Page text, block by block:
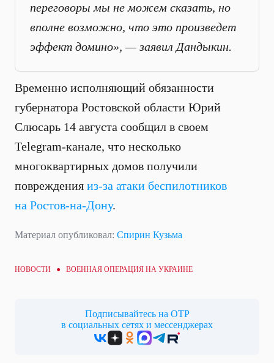
переговоры мы не можем сказать, но
вполне возможно, что это произведет
эффект домино», — заявил Дандыкин.
Временно исполняющий обязанности
губернатора Ростовской области Юрий
Слюсарь 14 августа сообщил в своем
Telegram-канале, что несколько
многоквартирных домов получили
повреждения из-за атаки беспилотников
на Ростов-на-Дону.
Материал опубликовал: Спирин Кузьма
НОВОСТИ ● ВОЕННАЯ ОПЕРАЦИЯ НА УКРАИНЕ
Подписывайтесь на ОТР
в социальных сетях и мессенджерах